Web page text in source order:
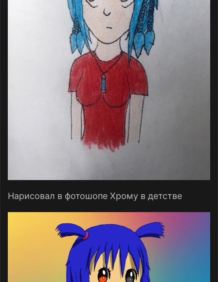
Нарисовал в фотошопе Хрому в детстве